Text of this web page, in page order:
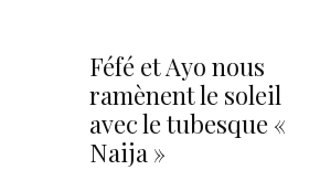
Féfé et Ayo nous
ramènent le soleil
avec le tubesque «
Naija »